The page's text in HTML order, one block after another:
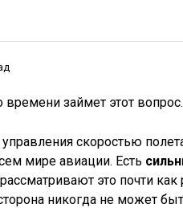
займет этот вопрос.
скоростью
мире авиации. Есть
это почти
никогда не может